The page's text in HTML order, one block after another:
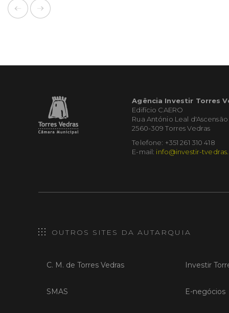
Agência Investir Torres
Edifício CAERO
Rua António Leal d'Ascensão
2560-309 Torres Vedras
Telefone: +351 261 310 418
E-mail: info@investir-
OUTROS SITES DA AUTARQUIA
C. M. de Torres Vedras
SMAS
Investir
E-negócios